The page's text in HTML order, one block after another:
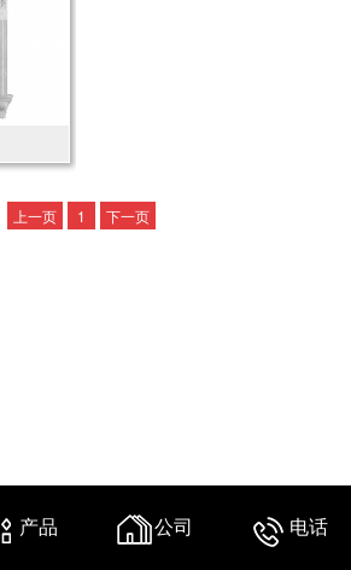
上一页 1 下一页
产品 公司 电话